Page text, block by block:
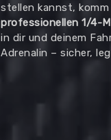
stellen kannst,
professionellen 1/4-
in dir und deinem
Adrenalin – sicher,